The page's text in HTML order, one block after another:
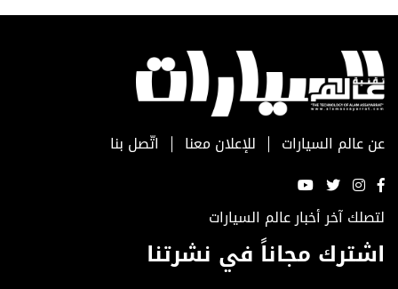
عن عالم السيارات للإعلان معنا اتّصل بنا
لتصلك آخر أخبار عالم السيارات
اشترك مجاناً في نشرتنا